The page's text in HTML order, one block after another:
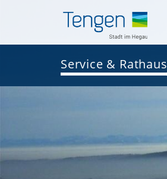
Service & Rathaus